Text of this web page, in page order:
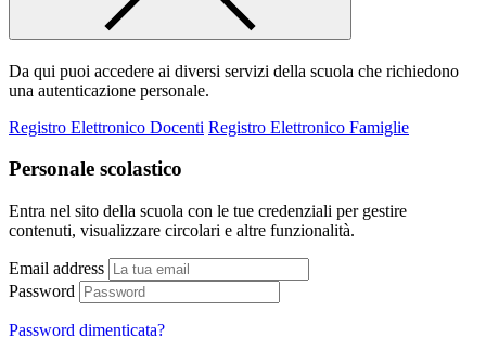
Da qui puoi accedere ai diversi servizi della scuola che richiedono
una autenticazione personale.
Registro Elettronico Docenti Registro Elettronico Famiglie
Personale scolastico
Entra nel sito della scuola con le tue credenziali per gestire
contenuti, visualizzare circolari e altre funzionalità.
Email address
Password
Password dimenticata?